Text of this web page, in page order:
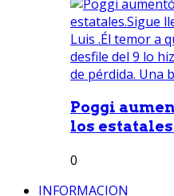
Poggi
los
0
INFORMACION